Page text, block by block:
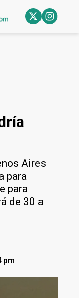
Aires
para
para
de 30 a
pm